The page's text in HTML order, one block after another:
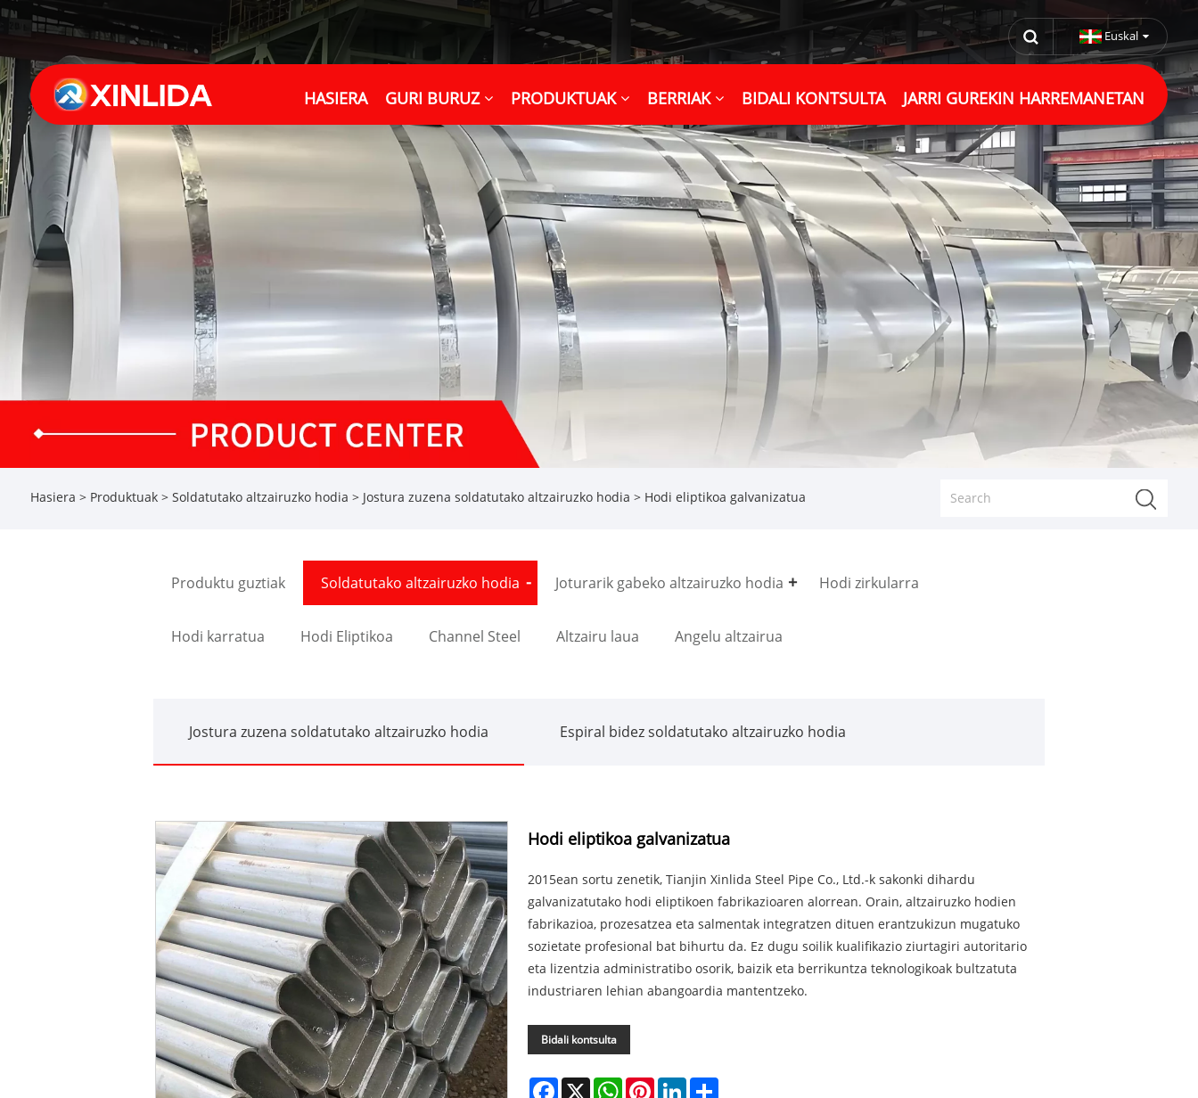
Euskal
HASIERA GURI BURUZ PRODUKTUAK BERRIAK BIDALI KONTSULTA JARRI GUREKIN HARREMANETAN
Hasiera > Produktuak> Soldatutako altzairuzko hodia > Jostura zuzena soldatutako altzairuzko hodia > Hodi eliptikoa galvanizatua
Produktu guztiak Soldatutako altzairuzko hodia Joturarik gabeko altzairuzko hodia Hodi zirkularra
Hodi karratua Hodi Eliptikoa Channel Steel Altzairu laua Angelu altzairua
Jostura zuzena soldatutako altzairuzko hodia Espiral bidez soldatutako altzairuzko hodia
Hodi eliptikoa galvanizatua
2015ean sortu zenetik, Tianjin Xinlida Steel Pipe Co., Ltd.-k sakonki dihardu
galvanizatutako hodi eliptikoen fabrikazioaren alorrean. Orain, altzairuzko hodien
fabrikazioa, prozesatzea eta salmentak integratzen dituen erantzukizun mugatuko
sozietate profesional bat bihurtu da. Ez dugu soilik kualifikazio ziurtagiri autoritario
eta lizentzia administratibo osorik, baizik eta berrikuntza teknologikoak bultzatuta
industriaren lehian abangoardia mantentzeko.
Bidali kontsulta
Facebook
X WhatsAppPinterestLinkedIn